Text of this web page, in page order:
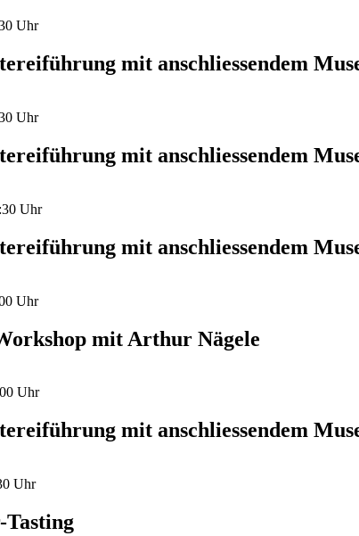
Uhr
mit anschliessendem
Uhr
mit anschliessendem
Uhr
mit anschliessendem
Uhr
mit Arthur Nägele
Uhr
mit anschliessendem
Uhr
Tasting